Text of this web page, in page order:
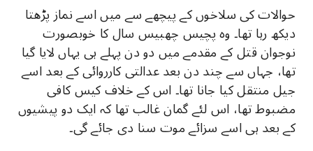
حوالات کی سلاخوں کے پیچھے سے میں اسے نماز پڑھتا
دیکھ رہا تھا۔ وہ پچیس چھبیس سال کا خوبصورت
نوجوان قتل کے مقدمے میں دو دن پہلے ہی یہاں لایا گیا
تھا، جہاں سے چند دن بعد عدالتی کارروائی کے بعد اسے
جیل منتقل کیا جانا تھا۔ اس کے خلاف کیس کافی
مضبوط تھا، اس لئے گمان غالب تھا کہ ایک دو پیشیوں
کے بعد ہی اسے سزائے موت سنا دی جائے گی۔